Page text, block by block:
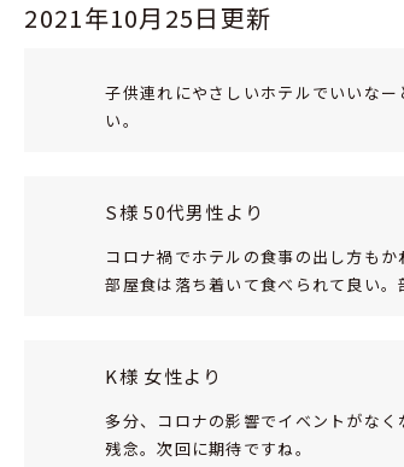
2021年10月25日更新
子供連れにやさしいホテルでいいな
い。
S様 50代男性より
コロナ禍でホテルの食事の出し方も
部屋食は落ち着いて食べられて良い。
K様 女性より
多分、コロナの影響でイベントがな
残念。次回に期待ですね。